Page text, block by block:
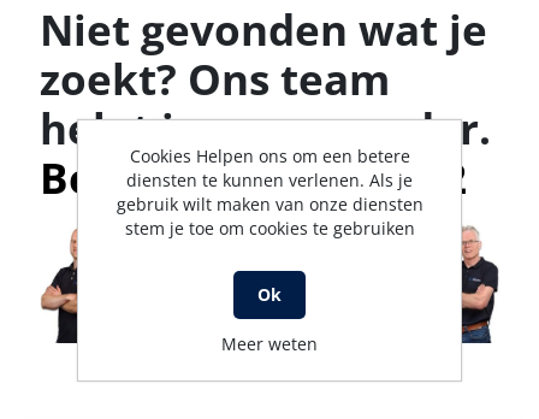
Niet gevonden wat je
zoekt? Ons team
helpt je graag verder.
Bel met 0316-523142
Cookies Helpen ons om een betere
diensten te kunnen verlenen. Als je
gebruik wilt maken van onze diensten
stem je toe om cookies te gebruiken
Ok
Meer weten